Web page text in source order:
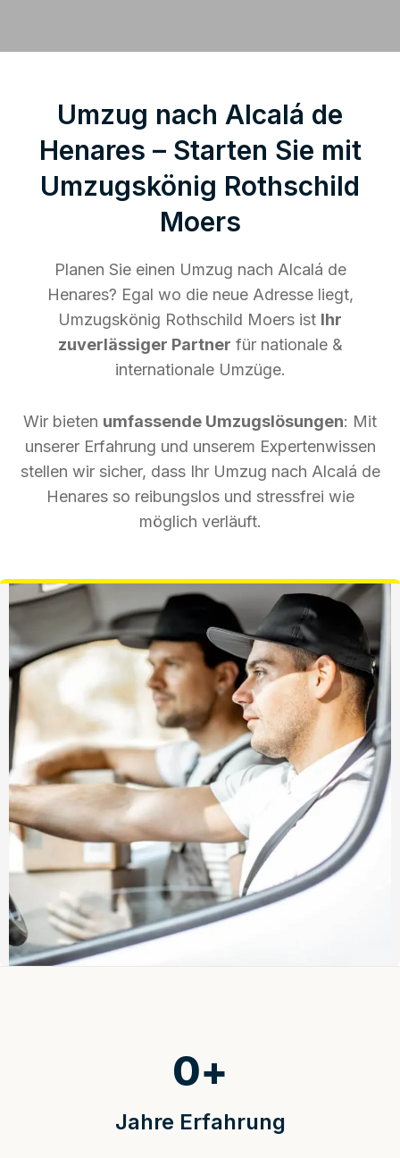
Umzug nach Alcalá de
Henares – Starten Sie mit
Umzugskönig Rothschild
Moers
Planen Sie einen Umzug nach Alcalá de
Henares? Egal wo die neue Adresse liegt,
Umzugskönig Rothschild Moers ist Ihr
zuverlässiger Partner für nationale &
internationale Umzüge.
Wir bieten umfassende Umzugslösungen: Mit
unserer Erfahrung und unserem Expertenwissen
stellen wir sicher, dass Ihr Umzug nach Alcalá de
Henares so reibungslos und stressfrei wie
möglich verläuft.
Jahre Erfahrung
0+